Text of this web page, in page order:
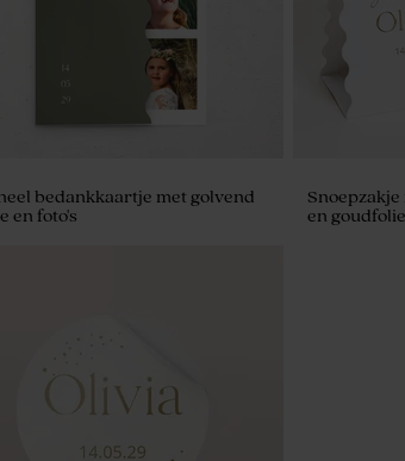
bedankkaartje met golvend
en foto's
en